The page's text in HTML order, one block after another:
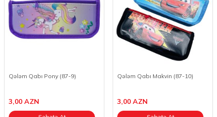
Qələm Qabı Pony (87-9)
3,00 AZN
Qələm Qabı Makvin (87-10)
3,00 AZN